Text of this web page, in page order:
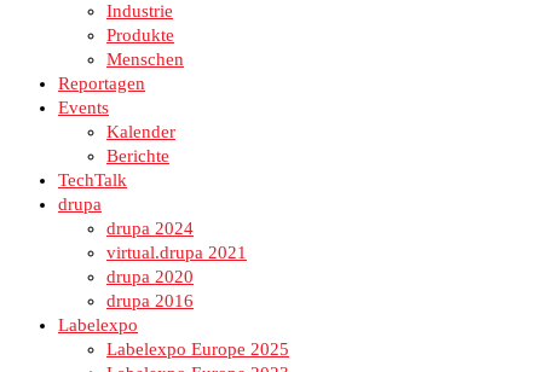
Industrie
Produkte
Menschen
Reportagen
Events
Kalender
Berichte
TechTalk
drupa
drupa 2024
virtual.drupa 2021
drupa 2020
drupa 2016
Labelexpo
Labelexpo Europe 2025